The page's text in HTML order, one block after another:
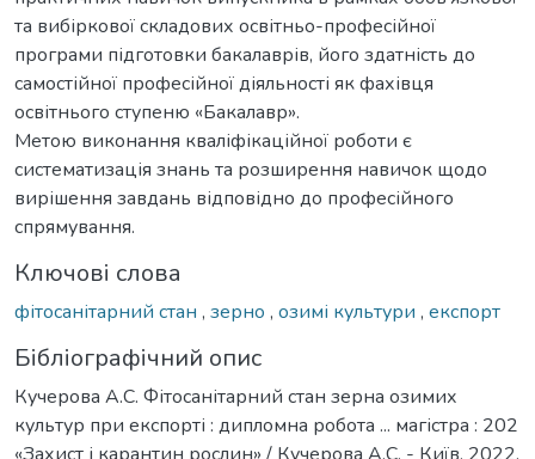
та вибіркової складових освітньо-професійної
програми підготовки бакалаврів, його здатність до
самостійної професійної діяльності як фахівця
освітнього ступеню «Бакалавр».
Метою виконання кваліфікаційної роботи є
систематизація знань та розширення навичок щодо
вирішення завдань відповідно до професійного
спрямування.
Ключові слова
фітосанітарний стан , зерно , озимі культури , експорт
Бібліографічний опис
Кучерова А.С. Фітосанітарний стан зерна озимих
культур при експорті : дипломна робота ... магістра : 202